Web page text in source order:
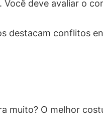
deve avaliar o
destacam conflitos
muito? O melhor